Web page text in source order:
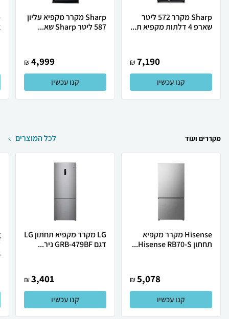
Sharp מקרר 572 ליטר
שארפ 4 דלתות מקפיא ת...
7,190
₪
קנו עכשיו
Sharp מקרר מקפיא עליון
587 ליטר Sharp שא...
4,999
₪
קנו עכשיו
מקררים ועוד לכל המוצרים
Hisense מקרר ‏מקפיא
תחתון Hisense RB70-S...
5,078
₪
קנו עכשיו
LG מקרר מקפיא תחתון LG
דגם GRB-479BF ניר...
3,401
₪
קנו עכשיו